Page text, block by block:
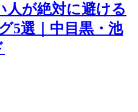
人が絶対に避ける
5選｜中目黒・池